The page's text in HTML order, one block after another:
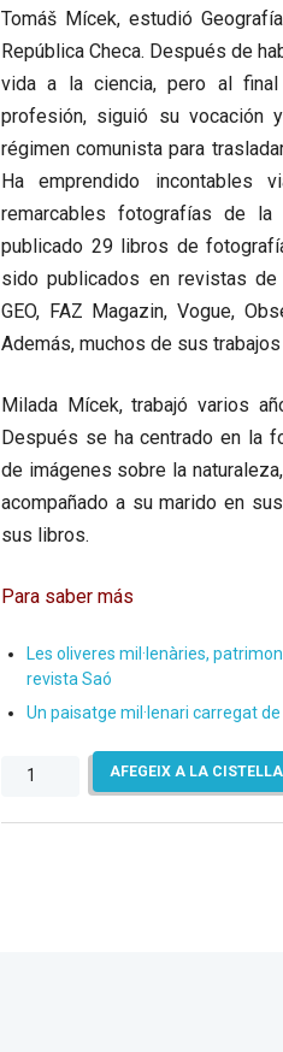
Tomáš Mícek, estudió
República Checa. Después de
vida a la ciencia, pero al
profesión, siguió su vocación
régimen comunista para
Ha emprendido incontables
remarcables fotografías de
publicado 29 libros de
sido publicados en revistas
GEO, FAZ Magazin, Vogue,
Además, muchos de sus
Milada Mícek, trabajó varios
Después se ha centrado en la
de imágenes sobre la
acompañado a su marido en
sus libros.
Para saber más
Les oliveres mil·lenàries,
revista Saó
Un paisatge mil·lenari carregat
quantitat
Olea
AFEGEIX A LA CISTELLA